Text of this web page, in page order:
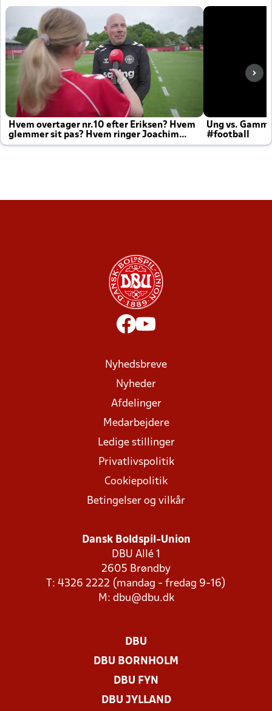
Hvem overtager nr.10 efter Eriksen? Hvem
glemmer sit pas? Hvem ringer Joachim
altid til efter kampe?
Ung vs.
#football
Nyhedsbreve
Nyheder
Afdelinger
Medarbejdere
Ledige stillinger
Privatlivspolitik
Cookiepolitik
Betingelser og vilkår
Dansk Boldspil-Union
DBU Allé 1
2605 Brøndby
T: 4326 2222 (mandag - fredag 9-16)
M: dbu@dbu.dk
DBU
DBU BORNHOLM
DBU FYN
DBU JYLLAND